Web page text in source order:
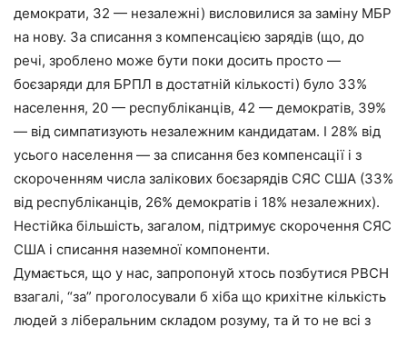
демократи, 32 — незалежні) висловилися за заміну МБР
на нову. За списання з компенсацією зарядів (що, до
речі, зроблено може бути поки досить просто —
боєзаряди для БРПЛ в достатній кількості) було 33%
населення, 20 — республіканців, 42 — демократів, 39%
— від симпатизують незалежним кандидатам. І 28% від
усього населення — за списання без компенсації і з
скороченням числа залікових боєзарядів СЯС США (33%
від республіканців, 26% демократів і 18% незалежних).
Нестійка більшість, загалом, підтримує скорочення СЯС
США і списання наземної компоненти.
Думається, що у нас, запропонуй хтось позбутися РВСН
взагалі, “за” проголосували б хіба що крихітне кількість
людей з ліберальним складом розуму, та й то не всі з